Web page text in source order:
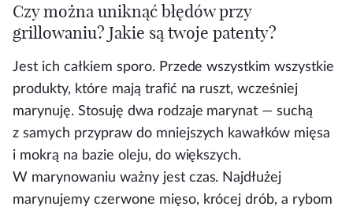
Czy można uniknąć błędów przy
grillowaniu? Jakie są twoje patenty?
Jest ich całkiem sporo. Przede wszystkim wszystkie
produkty, które mają trafić na ruszt, wcześniej
marynuję. Stosuję dwa rodzaje marynat — suchą
z samych przypraw do mniejszych kawałków mięsa
i mokrą na bazie oleju, do większych.
W marynowaniu ważny jest czas. Najdłużej
marynujemy czerwone mięso, krócej drób, a rybom